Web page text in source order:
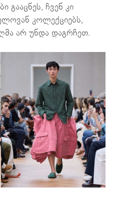
გააცნეს, ჩვენ კი
კოლექციებს,
არ უნდა დაგრჩეთ.